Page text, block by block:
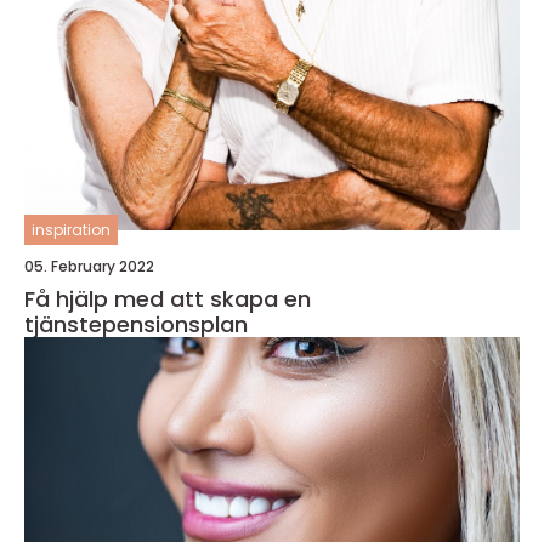
inspiration
05. February 2022
Få hjälp med att skapa en
tjänstepensionsplan